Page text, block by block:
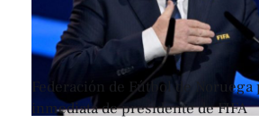
Federación de Fútbol de
inmediata de presidente de FIFA